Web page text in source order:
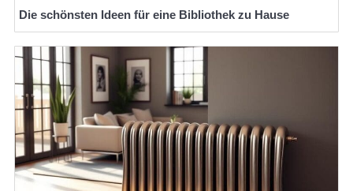
Die schönsten Ideen für eine Bibliothek zu Hause